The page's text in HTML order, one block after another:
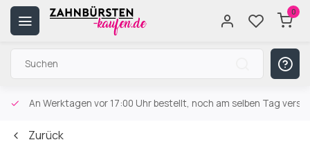
0
An Werktagen vor 17:00 Uhr bestellt, noch am selben Tag
Zurück